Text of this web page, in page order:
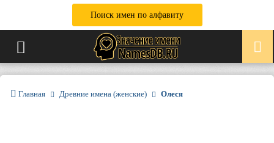
Поиск имен по алфавиту
Главная Древние имена (женские) Олеся